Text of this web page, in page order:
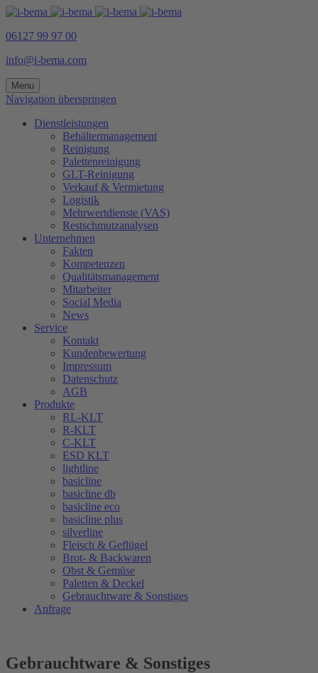
06127 99 97 00
info@i-bema.com
Menu
Navigation überspringen
Dienstleistungen
Behältermanagement
Reinigung
Palettenreinigung
GLT-Reinigung
Verkauf & Vermietung
Logistik
Mehrwertdienste (VAS)
Restschmutzanalysen
Unternehmen
Fakten
Kompetenzen
Qualitätsmanagement
Mitarbeiter
Social Media
News
Service
Kontakt
Kundenbewertung
Impressum
Datenschutz
AGB
Produkte
RL-KLT
R-KLT
C-KLT
ESD KLT
lightline
basicline
basicline db
basicline eco
basicline plus
silverline
Fleisch & Geflügel
Brot- & Backwaren
Obst & Gemüse
Paletten & Deckel
Gebrauchtware & Sonstiges
Anfrage
Gebrauchtware & Sonstiges